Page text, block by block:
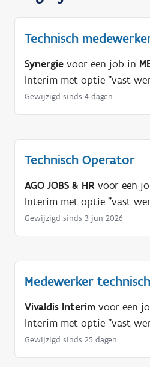
Technisch
Synergie voor een job in
Interim met optie "vast
Gewijzigd sinds 4 dagen
Technisch Operator
AGO JOBS & HR voor een
Interim met optie "vast
Gewijzigd sinds 3 jun 2026
Medewerker
Vivaldis Interim voor een
Interim met optie "vast
Gewijzigd sinds 25 dagen